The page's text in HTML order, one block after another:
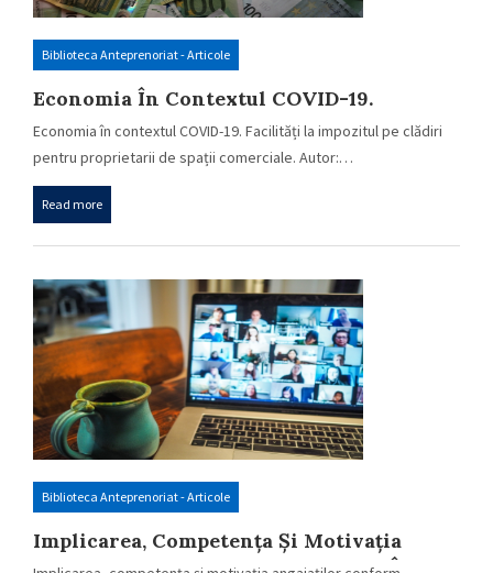
Biblioteca Anteprenoriat - Articole
Economia În Contextul COVID-19.
Facilități La Impozitul Pe Clădiri Pentru
Proprietarii De Spații Comerciale.
Economia în contextul COVID-19. Facilități la impozitul pe clădiri
pentru proprietarii de spații comerciale. Autor:…
Read more
Biblioteca Anteprenoriat - Articole
Implicarea, Competența Și Motivația
Angajaților Conform Standardelor În